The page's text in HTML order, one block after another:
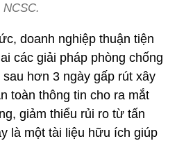
NCSC.
doanh nghiệp thuận tiện
các giải pháp phòng chống
hơn 3 ngày gấp rút xây
toàn thông tin cho ra mắt
giảm thiểu rủi ro từ tấn
là một tài liệu hữu ích giúp